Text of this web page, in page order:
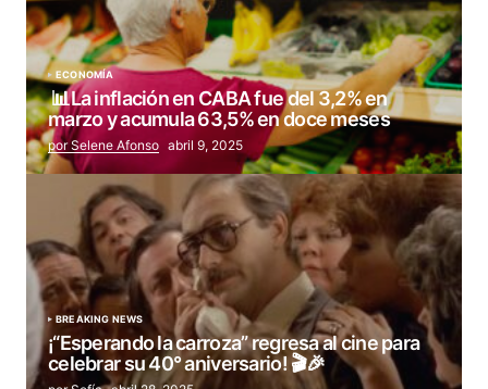
ECONOMÍA
📊La inflación en CABA fue del 3,2% en
marzo y acumula 63,5% en doce meses
por Selene Afonso abril 9, 2025
BREAKING NEWS
¡“Esperando la carroza” regresa al cine para
celebrar su 40° aniversario! 🎬🎉